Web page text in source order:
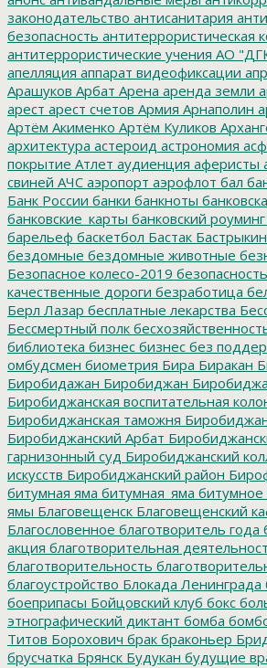
законодательство антисанитария
безопасность антитеррористическая
антитеррористические учения АО
апелляция аппарат видеофиксации
Арашуков Арбат Арена аренда земли
арест арест счетов Армия Арнаполин
Артём Акименко Артём Куликов
архитектура астероид астрономия
покрытие Атлет аудиенция аферисты
свиней АЧС аэропорт аэрофлот бал
Банк России банки банкноты
банковские_карты банковский роуминг
барельеф баскетбол Бастак Бастрыкин
бездомные бездомные животные
Безопасное колесо-2019 безопасность
качественные дороги безработица
Берл Лазар бесплатные лекарства
Бессмертный полк
библиотека бизнес бизнес без
омбудсмен биометрия Бира Биракан
Биробидажан Биробиджан
Биробиджанская воспитательная
Биробиджанская таможня
Биробиджанский Арбат
гарнизонный суд Биробиджанский
искусств Биробиджанский район
битумная яма битумная_яма битумное
ямы Благовещенск Благовещенский
Благословенное благотворитель года
акция благотворительная
благотворительность
благоустройство Блокада Ленинграда
боеприпасы Бойцовский клуб бокс
этнографический диктант бомба
Титов Борохович брак браконьер
брусчатка Брянск Будукан будущие